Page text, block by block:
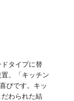
タイプに替
。「キッチン
びです。キッ
わられた結